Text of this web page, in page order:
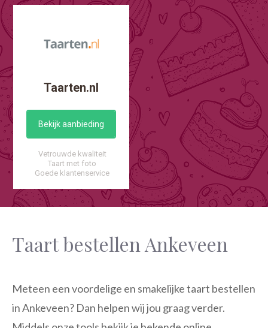
Taarten.nl
Bekijk aanbieding
Vetrouwde kwaliteit
Taart met foto
Goede klantenservice
Taart bestellen Ankeveen
Meteen een voordelige en smakelijke taart bestellen
in Ankeveen? Dan helpen wij jou graag verder.